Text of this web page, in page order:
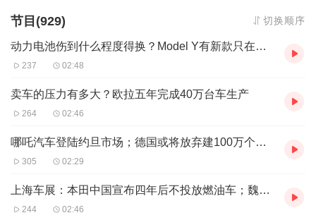
节目(929) 切换顺序
动力电池伤到什么程度得换？Model Y有新款只在中国市场卖
237 02:48
卖车的压力有多大？欧拉五年完成40万台车生产
264 02:46
哪吒汽车登陆约旦市场；德国或将放弃建100万个公共充电站目标
305 02:29
上海车展：本田中国宣布四年后不投放燃油车；魏首款MPV“高山”亮相
244 02:46